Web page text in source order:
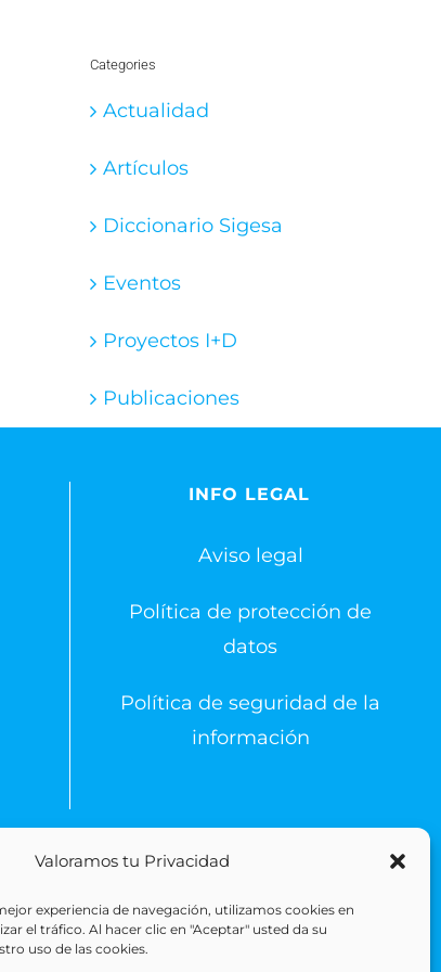
Valoramos tu Privacidad
experiencia de navegación, utilizamos cookies en
el tráfico. Al hacer clic en "Aceptar" usted da su
uso de las cookies.
Categories
Actualidad
Artículos
Diccionario Sigesa
Eventos
Proyectos I+D
Publicaciones
INFO LEGAL
Aviso legal
Política de protección de
datos
Política de seguridad de la
información